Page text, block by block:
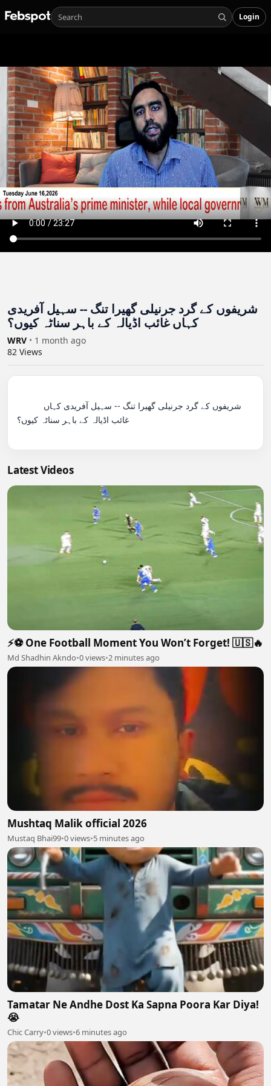
Login
شریفوں کے گرد جرنیلی گھیرا تنگ -- سہیل آفریدی
کہاں غائب اڈیالہ کے باہر سناٹہ کیوں؟
WRV • 1 month ago
82 Views
غائب اڈیالہ کے باہر سناٹہ کیوں؟
Latest Videos
⚡⚽ One Football Moment You Won’t Forget! 🇺🇸🔥
Md Shadhin Akndo•0 views•2 minutes ago
Mushtaq Malik official 2026
Mustaq Bhai99•0 views•5 minutes ago
Tamatar Ne Andhe Dost Ka Sapna Poora Kar Diya!
😭
Chic Carry•0 views•6 minutes ago